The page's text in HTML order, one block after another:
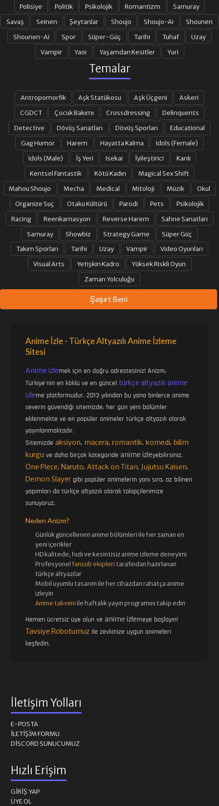
19. BÖLÜM 20. BÖLÜM
21. BÖLÜM 22. BÖLÜM
24. BÖLÜM FINAL
Polisiye Politik Psikolojik Romantizm
Samuray
Savaş
Seinen Şeytanlar Shoujo Shoujo-Ai
Shounen
Shounen-Ai
Spor Süper-Güç Tarihi Tuhaf
Uzay
Vampir
Yaoi Yaşamdan Kesitler Yuri
Temalar
Antropomorfik Aşk Statükosu Aşk Üçgeni
Askeri
CGDCT
Çocuk Bakımı Crossdressing
Delinquents
Detective
Dövüş Sanatları Dövüş Sporları
Educational
Gag Humor
Harem Hayatta Kalma
Idols (Female)
Idols (Male)
İş Yeri Isekai İyileştirici
Kanlı
Kentsel Fantastik
Kötü Kadın
Magical Sex Shift
Mahou Shoujo
Mecha Medical Mitoloji Müzik
Okul
Organize Suç
Otaku Kültürü Parodi Pets
Psikolojik
Racing
Reenkarnasyon Reverse Harem
Sahne Sanatları
Samuray
Showbiz Strategy Game
Süper Güç
Takım Sporları
Tarihi Uzay Vampir
Video Oyunları
Visual Arts
Yetişkin Kadro
Yüksek Riskli Oyun
Zaman Yolculuğu
Şaşırt Beni
Anime İzle - Türkçe Altyazılı Anime İzleme
Sitesi
Anime izlemek için en doğru adrestesiniz! Anizm,
Türkiye'nin en köklü ve en günceltürkçe altyazılı anime
izleme platformudur. 2013 yılından bu yana binlerce anime
severin güvendiği sitemizde, her gün yeni bölümler
eklenmekte ve en popüler animeler türkçe altyazılı olarak
yayınlanmaktadır.
Sitemizdeaksiyon, macera,romantik, komedi, bilim
kurgu ve daha birçok kategoride anime izleyebilirsiniz.
One Piece, Naruto,Attack on Titan, Jujutsu Kaisen,
Demon Slayer gibi popüler animelerin yanı sıra, az bilinen
yapımları da türkçe altyazılı olarak takipçilerimize
sunuyoruz.
Neden Anizm?
Günlük güncellenen anime bölümleri ile her zaman en
yeni içerikler
HD kalitede, hızlı ve kesintisiz anime izleme deneyimi
Profesyonelfansub ekipleri tarafından hazırlanan
türkçe altyazılar
Mobil uyumlu tasarım ile her cihazdan rahatça anime
izleyin
Anime takvimi ile haftalık yayın programını takip edin
Hemen ücretsiz üye olun ve anime izlemeye başlayın!
Tavsiye Robotumuz ile zevkinize uygun animeleri
keşfedin.
İletişim Yolları
E-POSTA
İLETIŞIM FORMU
DISCORD SUNUCUMUZ
Hızlı Erişim
GIRIŞ YAP
ÜYE OL